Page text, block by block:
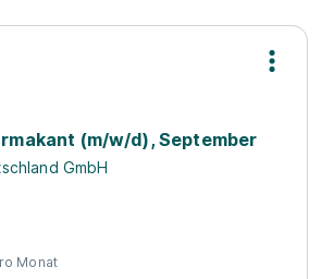
(m/w/d), September
GmbH
Monat